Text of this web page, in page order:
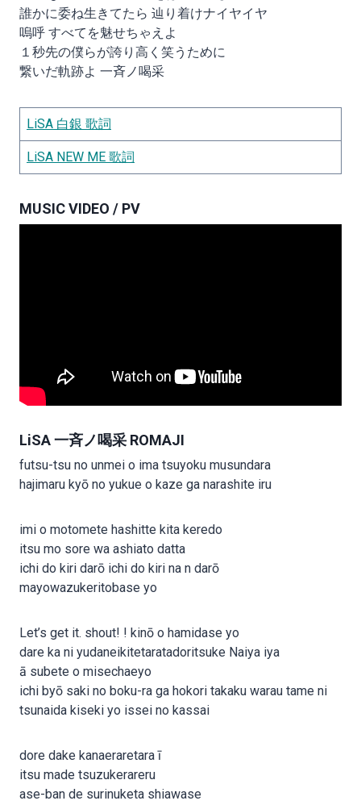
誰かに委ね生きてたら 辿り着けナイヤイヤ
嗚呼 すべてを魅せちゃえよ
１秒先の僕らが誇り高く笑うために
繋いだ軌跡よ 一斉ノ喝采
LiSA 白銀 歌詞
LiSA NEW ME 歌詞
MUSIC VIDEO / PV
LiSA 一斉ノ喝采 ROMAJI
futsu-tsu no unmei o ima tsuyoku musundara
hajimaru kyō no yukue o kaze ga narashite iru
imi o motomete hashitte kita keredo
itsu mo sore wa ashiato datta
ichi do kiri darō ichi do kiri na n darō
mayowazukeritobase yo
Let’s get it. shout! ! kinō o hamidase yo
dare ka ni yudaneikitetaratadoritsuke Naiya iya
ā subete o misechaeyo
ichi byō saki no boku-ra ga hokori takaku warau tame ni
tsunaida kiseki yo issei no kassai
dore dake kanaeraretara ī
itsu made tsuzukerareru
ase-ban de surinuketa shiawase